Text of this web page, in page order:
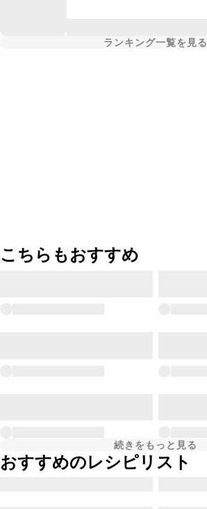
ランキング一覧を見る
こちらもおすすめ
続きをもっと見る
おすすめのレシピリスト